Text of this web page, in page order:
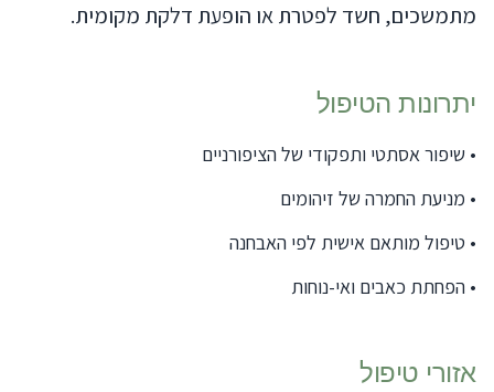
מתמשכים, חשד לפטרת או הופעת דלקת מקומית.
יתרונות הטיפול
• שיפור אסתטי ותפקודי של הציפורניים
• מניעת החמרה של זיהומים
• טיפול מותאם אישית לפי האבחנה
• הפחתת כאבים ואי-נוחות
אזורי טיפול